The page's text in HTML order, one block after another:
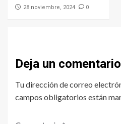
28 noviembre, 2024 0
Deja un comentario
Tu dirección de correo
campos obligatorios están